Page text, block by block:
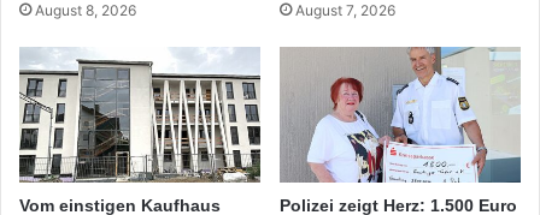
August 8, 2026 August 7, 2026
Vom einstigen Kaufhaus
Polizei zeigt Herz: 1.500 Euro